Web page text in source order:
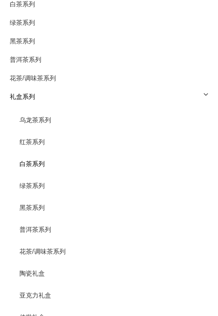
白茶系列
绿茶系列
黑茶系列
普洱茶系列
花茶/调味茶系列
礼盒系列
乌龙茶系列
红茶系列
白茶系列
绿茶系列
黑茶系列
普洱茶系列
花茶/调味茶系列
陶瓷礼盒
亚克力礼盒